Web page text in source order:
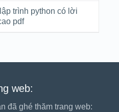
trình python có lời
pdf
web:
đã ghé thăm trang web: